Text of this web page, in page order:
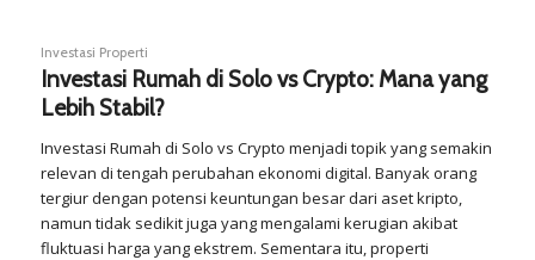
Investasi Properti
Investasi Rumah di Solo vs Crypto: Mana yang
Lebih Stabil?
Investasi Rumah di Solo vs Crypto menjadi topik yang semakin
relevan di tengah perubahan ekonomi digital. Banyak orang
tergiur dengan potensi keuntungan besar dari aset kripto,
namun tidak sedikit juga yang mengalami kerugian akibat
fluktuasi harga yang ekstrem. Sementara itu, properti